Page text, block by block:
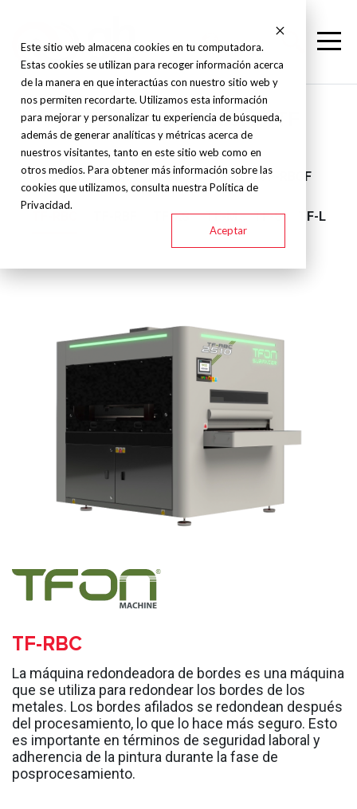
Este sitio web almacena cookies en tu computadora.
Estas cookies se utilizan para recoger información acerca
de la manera en que interactúas con nuestro sitio web y
nos permiten recordarte. Utilizamos esta información
para mejorar y personalizar tu experiencia de búsqueda,
además de generar analíticas y métricas acerca de
nuestros visitantes, tanto en este sitio web como en
otros medios. Para obtener más información sobre las
cookies que utilizamos, consulta nuestra Política de
Privacidad.
Aceptar
TFON - Desbarbadora - TF
TF-M1 TF-R TF-BBB TF-RB TF-RBCF
TF-XS TF-M TF-S TF-L
TF-RBC
La máquina redondeadora de bordes es una máquina
que se utiliza para redondear los bordes de los
metales. Los bordes afilados se redondean después
del procesamiento, lo que lo hace más seguro. Esto
es importante en términos de seguridad laboral y
adherencia de la pintura durante la fase de
posprocesamiento.